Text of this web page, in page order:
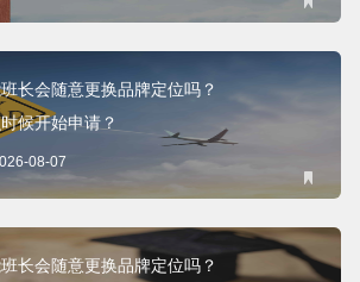
长会随意更换品牌定位吗？
候开始申请？
08-07
长会随意更换品牌定位吗？